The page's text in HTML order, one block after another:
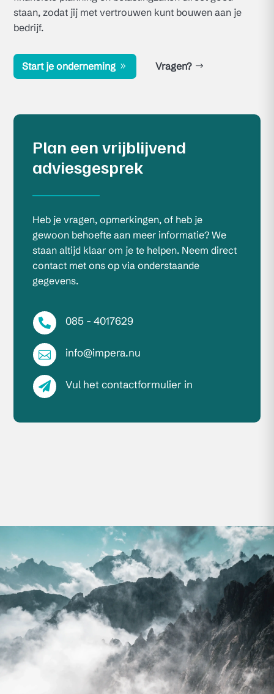
staan, zodat jij met vertrouwen kunt bouwen aan je
bedrijf.
Start je onderneming Vragen?
Plan een vrijblijvend
adviesgesprek
Heb je vragen, opmerkingen, of heb je
gewoon behoefte aan meer informatie? We
staan altijd klaar om je te helpen. Neem direct
contact met ons op via onderstaande
gegevens.
 085 - 4017629
 info@impera.nu
 Vul het contactformulier in